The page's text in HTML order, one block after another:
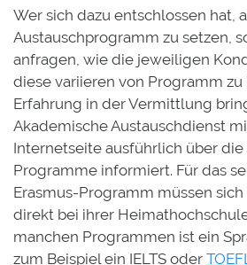
Wer sich dazu entschlossen hat,
Austauschprogramm zu setzen,
anfragen, wie die jeweiligen
diese variieren von Programm
Erfahrung in der Vermittlung
Akademische Austauschdienst
Internetseite ausführlich über die
Programme informiert. Für das
Erasmus-Programm müssen
direkt bei ihrer
manchen Programmen ist ein
zum Beispiel ein IELTS oder